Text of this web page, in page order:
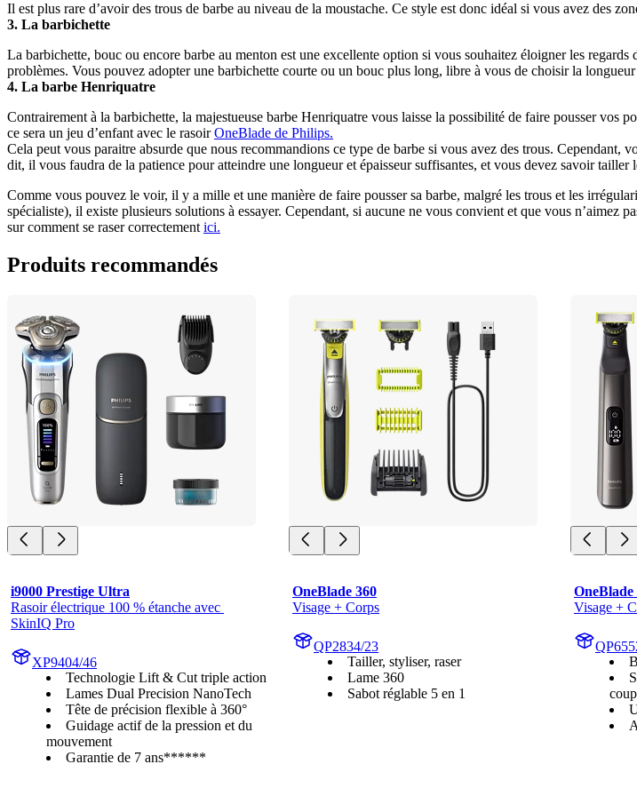
Il est plus rare d’avoir des trous de barbe au niveau de la moustache. Ce style est donc idéal si vous avez des
3. La barbichette
La barbichette, bouc ou encore barbe au menton est une excellente option si vous souhaitez éloigner les
problèmes. Vous pouvez adopter une barbichette courte ou un bouc plus long, libre à vous de choisir la
4. La barbe Henriquatre
Contrairement à la barbichette, la majestueuse barbe Henriquatre vous laisse la possibilité de faire pousser
ce sera un jeu d’enfant avec le rasoir OneBlade de Philips.
Cela peut vous paraitre absurde que nous recommandions ce type de barbe si vous avez des trous. Cependant,
dit, il vous faudra de la patience pour atteindre une longueur et épaisseur suffisantes, et vous devez savoir tailler
Comme vous pouvez le voir, il y a mille et une manière de faire pousser sa barbe, malgré les trous et les
spécialiste), il existe plusieurs solutions à essayer. Cependant, si aucune ne vous convient et que vous n’aimez
sur comment se raser correctement ici.
Produits recommandés
i9000 Prestige Ultra
Rasoir électrique 100 % étanche avec
SkinIQ Pro
XP9404/46
Technologie Lift & Cut triple action
Lames Dual Precision NanoTech
Tête de précision flexible à 360°
Guidage actif de la pression et du
mouvement
Garantie de 7 ans******
OneBlade 360
Visage + Corps
QP2834/23
Tailler, styliser, raser
Lame 360
Sabot réglable 5 en 1
OneBlade
Visage +